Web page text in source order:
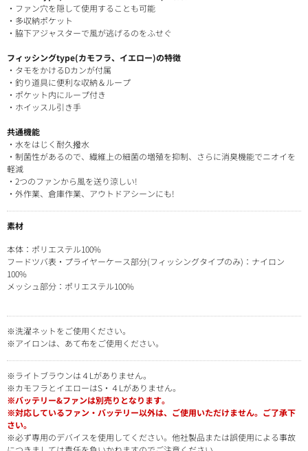
・ファン穴を隠して使用することも可能
・多収納ポケット
・脇下アジャスターで風が逃げるのをふせぐ
フィッシングtype(カモフラ、イエロー)の特徴
・タモをかけるDカンが付属
・釣り道具に便利な収納＆ループ
・ポケット内にループ付き
・ホイッスル引き手
共通機能
・水をはじく耐久撥水
・制菌性があるので、繊維上の細菌の増殖を抑制、さらに消臭機能でニオイを
軽減
・2つのファンから風を送り涼しい!
・外作業、倉庫作業、アウトドアシーンにも!
素材
本体：ポリエステル100%
フードツバ表・プライヤーケース部分(フィッシングタイプのみ)：ナイロン
100%
メッシュ部分：ポリエステル100%
※洗濯ネットをご使用ください。
※アイロンは、あて布をご使用ください。
※ライトブラウンは４Lがありません。
※カモフラとイエローはS・４Lがありません。
※バッテリー&ファンは別売りとなります。
※対応しているファン・バッテリー以外は、ご使用いただけません。ご了承下
さい。
※必ず専用のデバイスを使用してください。他社製品または誤使用による事故